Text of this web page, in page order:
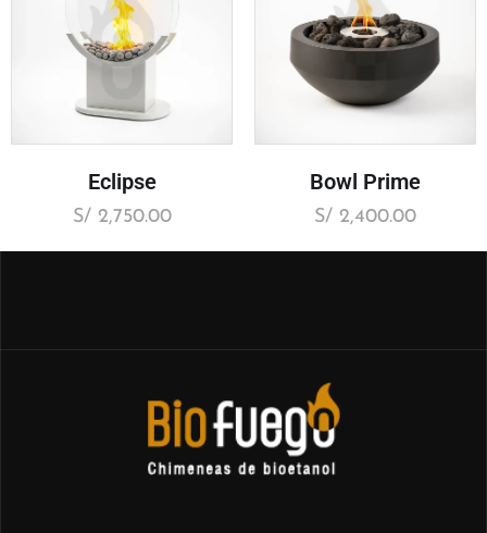
Eclipse
S/ 2,750.00
Bowl Prime
S/ 2,400.00